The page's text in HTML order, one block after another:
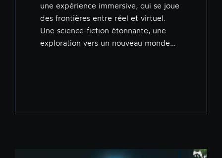
une expérience immersive, qui se joue
des frontières entre réel et virtuel.
Une science-fiction étonnante, une
exploration vers un nouveau monde…